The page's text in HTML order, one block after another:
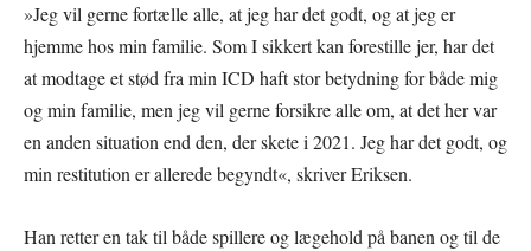
»Jeg vil gerne fortælle alle, at jeg har det godt, og at jeg er
hjemme hos min familie. Som I sikkert kan forestille jer, har det
at modtage et stød fra min ICD haft stor betydning for både mig
og min familie, men jeg vil gerne forsikre alle om, at det her var
en anden situation end den, der skete i 2021. Jeg har det godt, og
min restitution er allerede begyndt«, skriver Eriksen.
Han retter en tak til både spillere og lægehold på banen og til de